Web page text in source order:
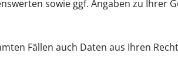
sowie ggf. Angaben zu Ihrer
Fällen auch Daten aus Ihren